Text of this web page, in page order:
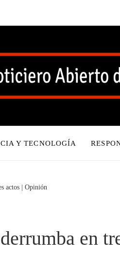
Y TECNOLOGÍA
actos | Opinión
en